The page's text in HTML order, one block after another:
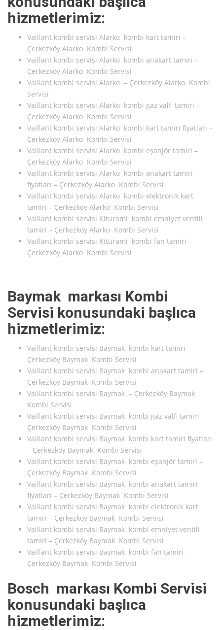
hizmetlerimiz:
Vaillant kombi servisi Alarko kombi kart tamiri –
Çerkezköy Alarko Kombi Servisi
Vaillant kombi servisi Alarko kombi anakart tamiri –
Çerkezköy Alarko Kombi Servisi
Vaillant kombi servisi Alarko – Çerkezköy Alarko Kombi
Servisi
Vaillant kombi servisi Alarko kombi gaz valfi tamiri –
Çerkezköy Alarko Kombi Servisi
Vaillant kombi servisi Alarko kombi kart tamiri fiyatları –
Çerkezköy Alarko Kombi Servisi
Vaillant kombi servisi Alarko kombi eşanjör tamiri –
Çerkezköy Alarko Kombi Servisi
Vaillant kombi servisi Alarko kombi anakart tamiri
fiyatları – Çerkezköy Alarko Kombi Servisi
Vaillant kombi servisi Alarko kombi elektronik kart
tamiri – Çerkezköy Alarko Kombi Servisi
Vaillant kombi servisi Kiturami kombi emniyet ventili
tamiri – Çerkezköy Alarko Kombi Servisi
Vaillant kombi servisi Kiturami kombi fan tamiri –
Çerkezköy Alarko Kombi Servisi
Baymak markası Kombi
Servisi konusundaki başlıca
hizmetlerimiz:
Vaillant kombi servisi Baymak kombi kart tamiri –
Çerkezköy Baymak Kombi Servisi
Vaillant kombi servisi Baymak kombi anakart tamiri –
Çerkezköy Baymak Kombi Servisi
Vaillant kombi servisi Baymak – Çerkezköy Baymak
Kombi Servisi
Vaillant kombi servisi Baymak kombi gaz valfi tamiri –
Çerkezköy Baymak Kombi Servisi
Vaillant kombi servisi Baymak kombi kart tamiri fiyatları
– Çerkezköy Baymak Kombi Servisi
Vaillant kombi servisi Baymak kombi eşanjör tamiri –
Çerkezköy Baymak Kombi Servisi
Vaillant kombi servisi Baymak kombi anakart tamiri
fiyatları – Çerkezköy Baymak Kombi Servisi
Vaillant kombi servisi Baymak kombi elektronik kart
tamiri – Çerkezköy Baymak Kombi Servisi
Vaillant kombi servisi Baymak kombi emniyet ventili
tamiri – Çerkezköy Baymak Kombi Servisi
Vaillant kombi servisi Baymak kombi fan tamiri –
Çerkezköy Baymak Kombi Servisi
Bosch markası Kombi Servisi
konusundaki başlıca
hizmetlerimiz: